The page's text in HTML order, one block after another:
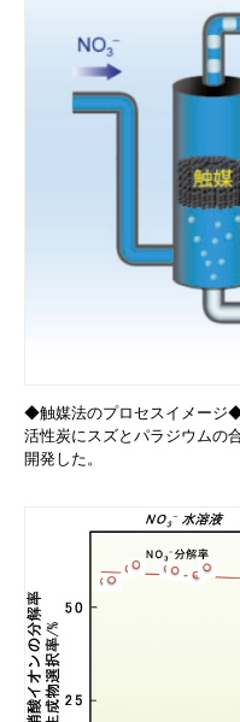
◆触媒法のプロセスイメージ
活性炭にスズとパラジウムの
開発した。